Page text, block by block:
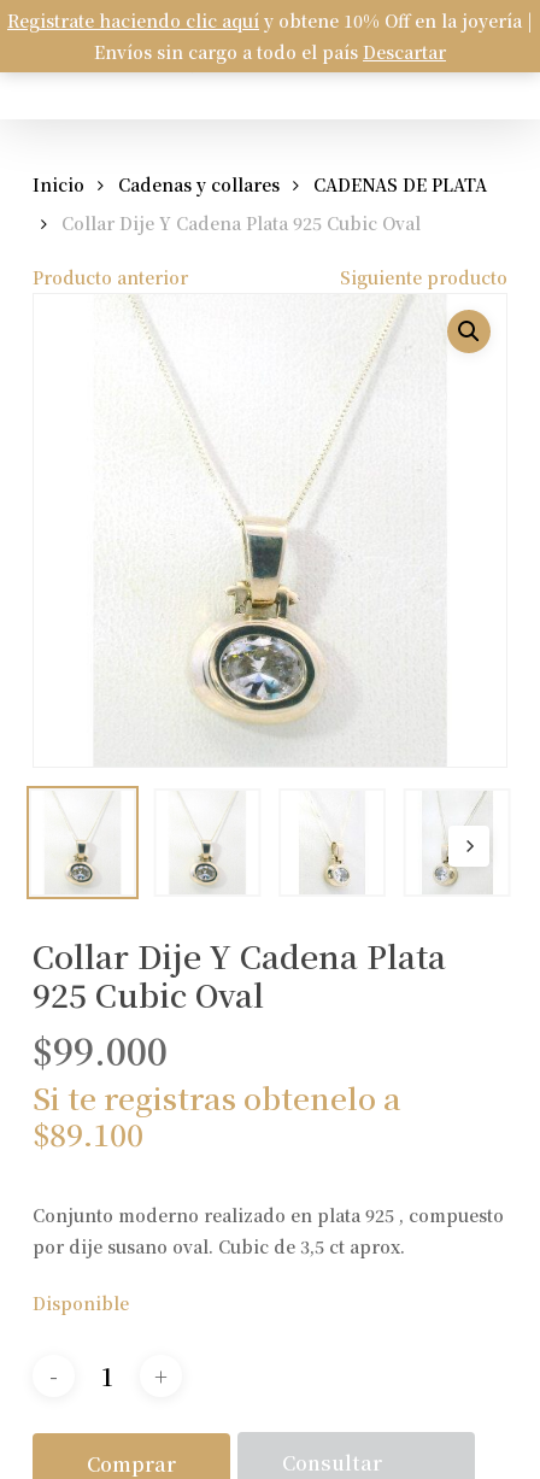
Registrate haciendo clic aquí y obtene 10% Off en la joyería |
Envíos sin cargo a todo el país Descartar
Skip
main
search
Carrito Cart
Inicio Cadenas y collares
CADENAS DE PLATA
Collar Dije Y Cadena Plata 925 Cubic Oval
Producto anterior Siguiente producto
Collar Dije Y Cadena Plata
925 Cubic Oval
$99.000
Si te registras obtenelo a
$89.100
Conjunto moderno realizado en plata 925 , compuesto
por dije susano oval. Cubic de 3,5 ct aprox.
Disponible
Comprar Consultar